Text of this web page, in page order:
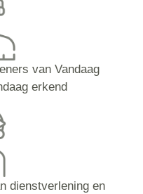
van Vandaag
erkend
dienstverlening en